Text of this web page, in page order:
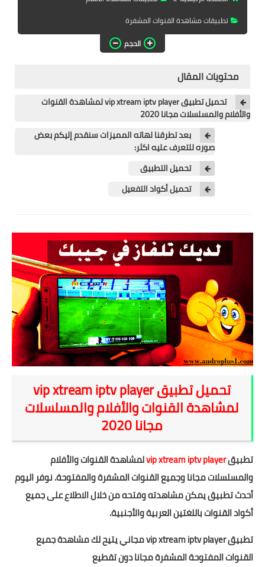
تطبيقات مشاهدة القنوات
قسم الالعاب
هواتف وموبايلات
كمبيتور ولابتوب
شروحات
اخبار التقنية
معلومات ونصائح
خلفيات
تطبيقات مشاهدة القنوات المشفرة
الحجم
محتويات المقال
تحميل تطبيق vip xtream iptv player لمشاهدة القنوات
والأفلام والمسلسلات مجانا 2020
بعد تطرقنا لهاته المميزات سنقدم إليكم بعض
صوره للتعرف عليه اكثر:
تحميل التطبيق
تحميل أكواد التفعيل
تحميل تطبيق vip xtream iptv player
لمشاهدة القنوات والأفلام والمسلسلات
مجانا 2020
تطبيقvip xtream iptv playerلمشاهدة القنوات والأفلام
والمسلسلات مجانا وجميع القنوات المشفرة والمفتوحة. نوفر اليوم
أحدث تطبيق يمكن مشاهدته وفتحه من خلال الاطلاع على جميع
أكواد القنوات باللغتين العربية والأجنبية.
تطبيقvip xtream iptv playerمجاني يتيح لك مشاهدة جميع
القنوات المفتوحة المشفرة مجانا دون تقطيع